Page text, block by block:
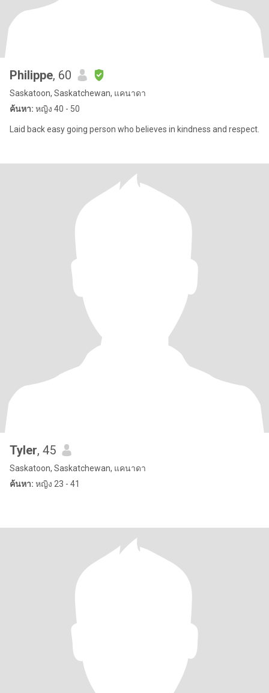
Philippe, 60
Saskatoon, Saskatchewan, แคนาดา
ค้นหา: หญิง 40 - 50
Laid back easy going person who believes in kindness and respect.
Tyler, 45
Saskatoon, Saskatchewan, แคนาดา
ค้นหา: หญิง 23 - 41